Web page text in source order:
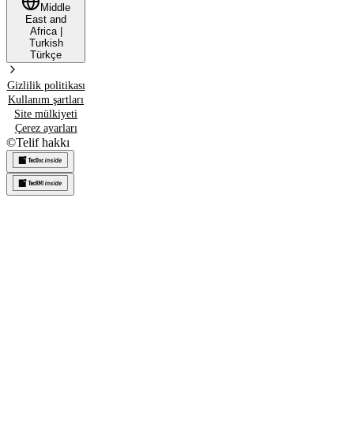
Middle
East and
Africa|
Turkish
Türkçe
Gizlilik politikası
Kullanım şartları
Site mülkiyeti
Çerez ayarları
©Telif hakkı